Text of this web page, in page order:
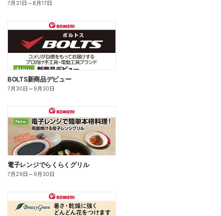
7月31日 ～8月17日
BOLTS新商品デビュー
7月30日 ～9月30日
電子レンジでらくらくグリル
7月29日 ～9月30日